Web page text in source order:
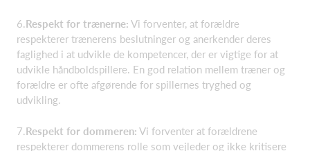
6.Respekt for trænerne: Vi forventer, at forældre
respekterer trænerens beslutninger og anerkender deres
faglighed i at udvikle de kompetencer, der er vigtige for at
udvikle håndboldspillere. En god relation mellem træner og
forældre er ofte afgørende for spillernes tryghed og
udvikling.
7. Respekt for dommeren: Vi forventer at forældrene
respekterer dommerens rolle som vejleder og ikke kritisere